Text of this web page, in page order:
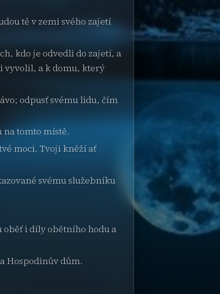
tě v zemi svého zajetí
kdo je odvedli do zajetí, a
vyvolil, a k domu, který
odpusť svému lidu, čím
na tomto místě.
moci. Tvoji kněží ať
svému služebníku
oběť i díly obětního hodu a
Hospodinův dům.